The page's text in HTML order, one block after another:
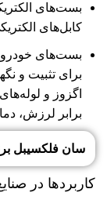
بست‌های
کابل‌های
بست‌های
برای تثبیت و
اگزوز و
برابر لرزش،
سان فلکسیبل
کاربردها در